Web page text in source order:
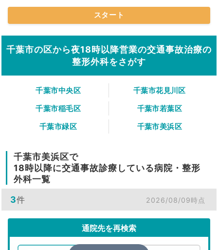
スタート
千葉市の区から夜18時以降営業の交通事故治療の
整形外科をさがす
千葉市中央区
千葉市花見川区
千葉市稲毛区
千葉市若葉区
千葉市緑区
千葉市美浜区
千葉市美浜区で
18時以降に交通事故診療している病院・整形
外科一覧
3件 2026/08/09時点
通院先を再検索